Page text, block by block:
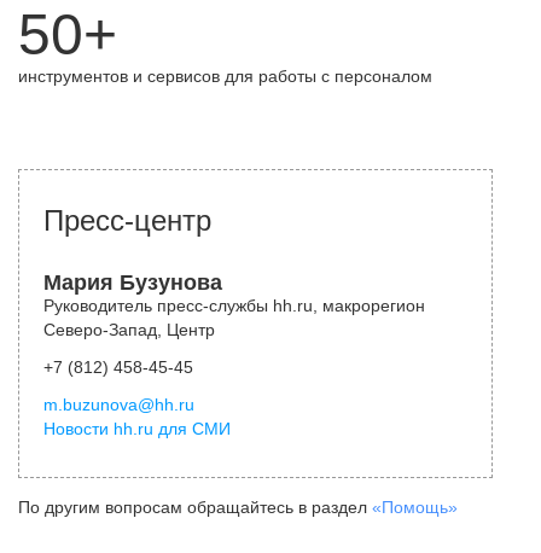
50+
инструментов и сервисов для работы с персоналом
Пресс-центр
Мария Бузунова
Руководитель пресс-службы hh.ru, макрорегион
Северо-Запад, Центр
+7 (812) 458-45-45
m.buzunova@hh.ru
Новости hh.ru для СМИ
По другим вопросам обращайтесь в раздел «Помощь»